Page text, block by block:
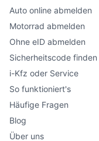
Auto online abmelden
Motorrad abmelden
Ohne eID abmelden
Sicherheitscode finden
i-Kfz oder Service
So funktioniert's
Häufige Fragen
Blog
Über uns